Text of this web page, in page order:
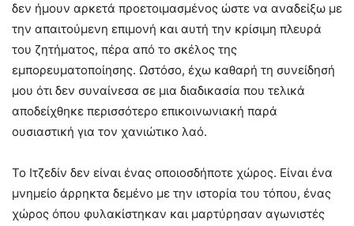
δεν ήμουν αρκετά προετοιμασμένος ώστε να αναδείξω με
την απαιτούμενη επιμονή και αυτή την κρίσιμη πλευρά
του ζητήματος, πέρα από το σκέλος της
εμπορευματοποίησης. Ωστόσο, έχω καθαρή τη συνείδησή
μου ότι δεν συναίνεσα σε μια διαδικασία που τελικά
αποδείχθηκε περισσότερο επικοινωνιακή παρά
ουσιαστική για τον χανιώτικο λαό.
Το Ιτζεδίν δεν είναι ένας οποιοσδήποτε χώρος. Είναι ένα
μνημείο άρρηκτα δεμένο με την ιστορία του τόπου, ένας
χώρος όπου φυλακίστηκαν και μαρτύρησαν αγωνιστές